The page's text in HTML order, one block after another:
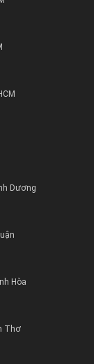
Dương
Hòa
Thơ